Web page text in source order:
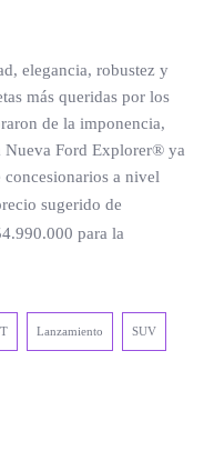
elegancia, robustez y
más queridas por los
de la imponencia,
Nueva Ford Explorer® ya
concesionarios a nivel
sugerido de
para la
Lanzamiento SUV